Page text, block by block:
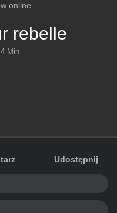
online
rebelle
4 Min.
Udostępnij